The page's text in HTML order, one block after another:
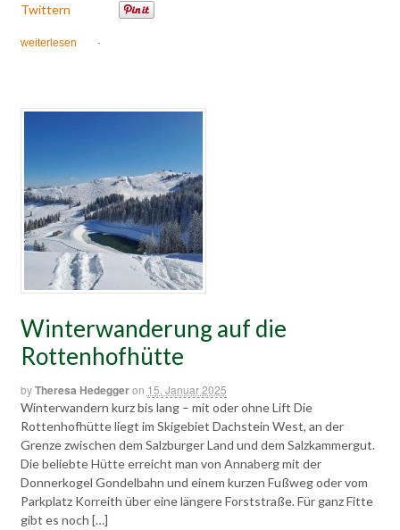
Twittern
weiterlesen ·
Winterwanderung auf die
Rottenhofhütte
byTheresa Hedeggeron 15. Januar 2025
Winterwandern kurz bis lang – mit oder ohne Lift Die
Rottenhofhütte liegt im Skigebiet Dachstein West, an der
Grenze zwischen dem Salzburger Land und dem Salzkammergut.
Die beliebte Hütte erreicht man von Annaberg mit der
Donnerkogel Gondelbahn und einem kurzen Fußweg oder vom
Parkplatz Korreith über eine längere Forststraße. Für ganz Fitte
gibt es noch […]